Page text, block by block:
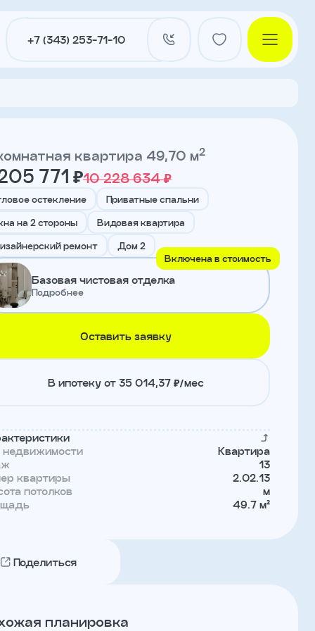
+7 (343) 253-71-10
квартира 49,70 м2
771 ₽10 228 634 ₽
остекление Приватные спальни
на 2 стороны Видовая квартира
ремонт Дом 2
Базовая чистовая отделка
Подробнее
Включена в стоимость
Оставить заявку
В ипотеку от 35 014,37 ₽/мес
недвижимости
Квартира
13
квартиры
2.02.13
потолков
м
49.7 м²
Поделиться
планировка